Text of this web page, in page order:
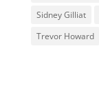
Sidney Gilliat
Trevor Howard